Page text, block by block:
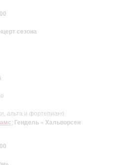
сезона
альта и фортепиано
; Гендель – Хальворсен